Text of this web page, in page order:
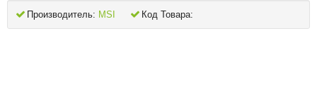
Производитель: MSI Код Товара: